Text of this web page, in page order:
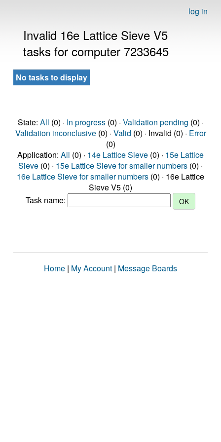
log in
Invalid 16e Lattice Sieve V5
tasks for computer 7233645
No tasks to display
State: All (0) · In progress(0) · Validation pending (0) ·
Validation inconclusive(0) · Valid (0) · Invalid (0) · Error
(0)
Application: All (0) · 14e Lattice Sieve (0) · 15e Lattice
Sieve (0) · 15e Lattice Sieve for smaller numbers (0) ·
16e Lattice Sieve for smaller numbers (0) · 16e Lattice
Sieve V5 (0)
Task name:
Home | My Account | Message Boards